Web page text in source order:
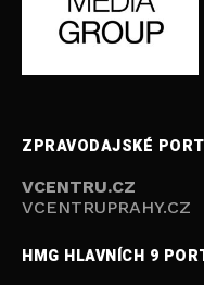
ZPRAVODAJSKÉ
VCENTRU.CZ
VCENTRUPRAHY.CZ
HMG HLAVNÍCH 9